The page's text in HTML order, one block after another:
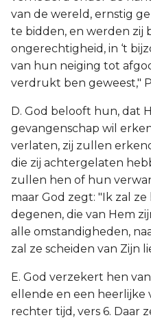
van de wereld, ernstig
te bidden, en werden zij
ongerechtigheid, in ‘t
van hun neiging tot
verdrukt ben geweest,"
D. God belooft hun, dat
gevangenschap wil
verlaten, zij zullen
die zij achtergelaten
zullen hen of hun
maar God zegt: "Ik zal
degenen, die van Hem
alle omstandigheden,
zal ze scheiden van Zijn
E. God verzekert hen
ellende en een heerlijke
rechter tijd, vers 6. Daar